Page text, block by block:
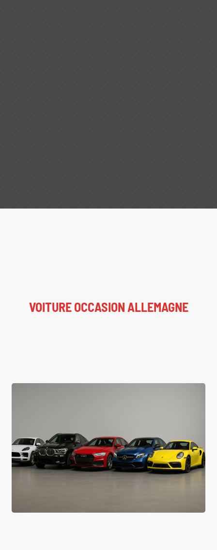
VOITURE OCCASION ALLEMAGNE